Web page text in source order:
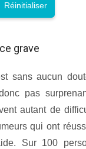
grave
sans aucun
pas
autant de
qui ont
Sur 100